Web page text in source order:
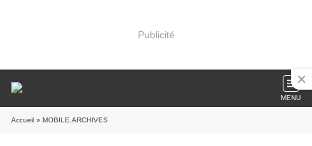
Publicité
MENU
Accueil » MOBILE.ARCHIVES